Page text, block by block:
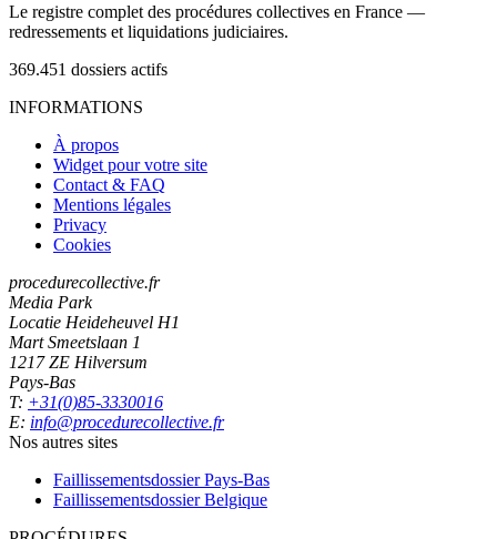
Le registre complet des procédures collectives en France —
redressements et liquidations judiciaires.
369.451 dossiers actifs
INFORMATIONS
À propos
Widget pour votre site
Contact & FAQ
Mentions légales
Privacy
Cookies
procedurecollective.fr
Media Park
Locatie Heideheuvel H1
Mart Smeetslaan 1
1217 ZE Hilversum
Pays-Bas
T: +31(0)85-3330016
E: info@procedurecollective.fr
Nos autres sites
Faillissementsdossier Pays-Bas
Faillissementsdossier Belgique